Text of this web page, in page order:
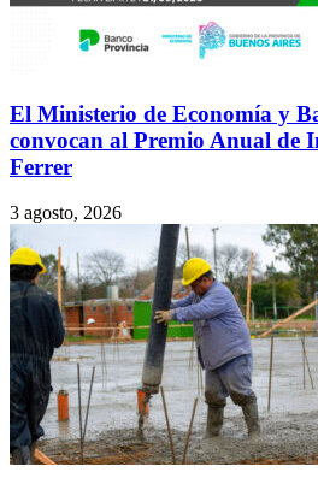
El Ministerio de Economía y
convocan al Premio Anual de
Ferrer
3 agosto, 2026